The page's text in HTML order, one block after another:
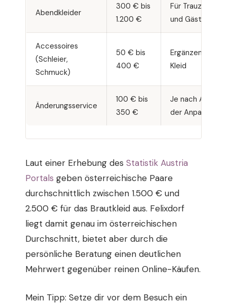
Abendkleider
300 € bis
1.200 €
Für
und Gäste
Accessoires
(Schleier,
Schmuck)
50 € bis
400 €
Ergänzend zum
Kleid
Änderungsservice
100 € bis
350 €
Je nach
der Anpassung
Laut einer Erhebung des Statistik Austria
Portals geben österreichische Paare
durchschnittlich zwischen 1.500 € und
2.500 € für das Brautkleid aus. Felixdorf
liegt damit genau im österreichischen
Durchschnitt, bietet aber durch die
persönliche Beratung einen deutlichen
Mehrwert gegenüber reinen Online-Käufen.
Mein Tipp: Setze dir vor dem Besuch ein